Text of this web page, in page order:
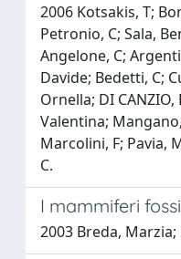
2006 Kotsakis, T;
Petronio, C; Sala,
Angelone, C;
Davide; Bedetti, C;
Ornella; DI CANZIO,
Valentina;
Marcolini, F; Pavia,
C.
I mammiferi
2003 Breda,